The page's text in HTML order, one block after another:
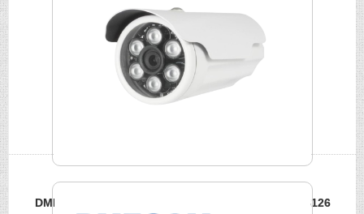
DMECOM 小型紅外線攝影機 200萬高畫質影像 DME-3126